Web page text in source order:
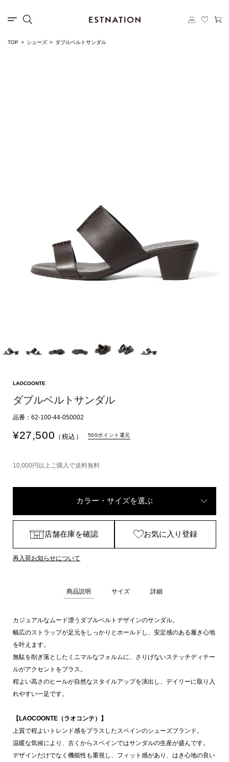
TOP シューズ ダブルベルトサンダル
LAOCOONTE
ダブルベルトサンダル
品番：62-100-44-050002
¥27,500 （税込） 500ポイント還元
10,000円以上ご購入で送料無料
カラー・サイズを選ぶ
店舗在庫を確認 お気に入り登録
再入荷お知らせについて
商品説明 サイズ 詳細
カジュアルなムード漂うダブルベルトデザインのサンダル。
幅広のストラップが足元をしっかりとホールドし、安定感のある履き心地
を叶えます。
無駄を削ぎ落としたミニマルなフォルムに、さりげないステッチディテー
ルがアクセントをプラス。
程よい高さのヒールが自然なスタイルアップを演出し、デイリーに取り入
れやすい一足です。
【LAOCOONTE（ラオコンテ）】
上質で程よいトレンド感をプラスしたスペインのシューズブランド。
温暖な気候により、古くからスペインではサンダルの生産が盛んです。
デザインだけでなく機能性も重視し、フィット感があり、はき心地の良い